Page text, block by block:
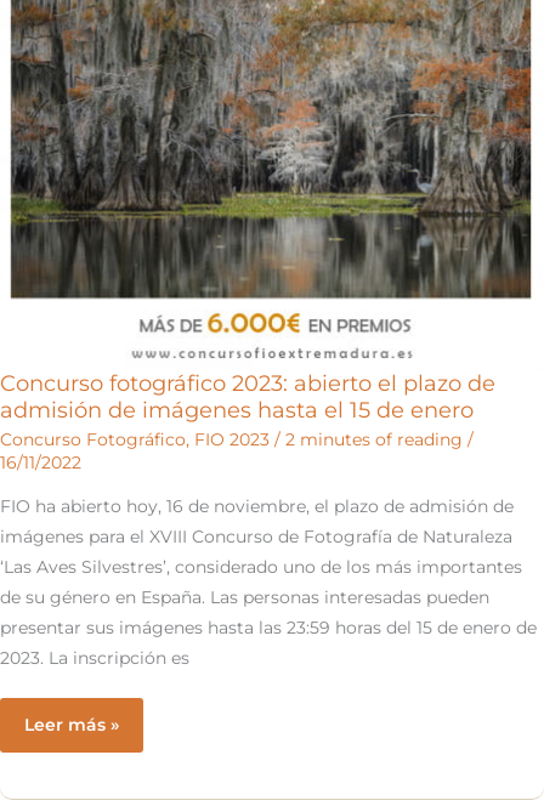
países
Concurso fotográfico 2023: abierto el plazo de
admisión de imágenes hasta el 15 de enero
Concurso Fotográfico, FIO 2023 / 2 minutes of reading /
16/11/2022
FIO ha abierto hoy, 16 de noviembre, el plazo de admisión de
imágenes para el XVIII Concurso de Fotografía de Naturaleza
‘Las Aves Silvestres’, considerado uno de los más importantes
de su género en España. Las personas interesadas pueden
presentar sus imágenes hasta las 23:59 horas del 15 de enero de
2023. La inscripción es
Concurso
fotográfico
Leer más »